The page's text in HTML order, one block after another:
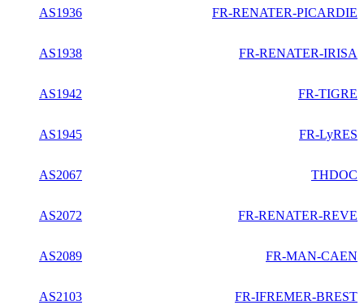
AS1936 FR-RENATER-PICARDIE
AS1938 FR-RENATER-IRISA
AS1942 FR-TIGRE
AS1945 FR-LyRES
AS2067 THDOC
AS2072 FR-RENATER-REVE
AS2089 FR-MAN-CAEN
AS2103 FR-IFREMER-BREST